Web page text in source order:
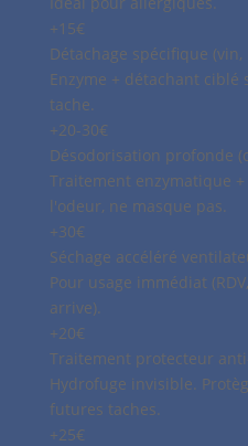
+15€
Détachage spécifique
Enzyme + détachant ciblé
tache.
+20-30€
Désodorisation profonde
Traitement enzymatique
l'odeur, ne masque pas.
+30€
Séchage accéléré
Pour usage immédiat
arrive).
+20€
Traitement protecteur
Hydrofuge invisible.
futures taches.
+25€